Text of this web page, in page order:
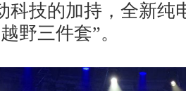
科技的加持，全新纯
野三件套”。